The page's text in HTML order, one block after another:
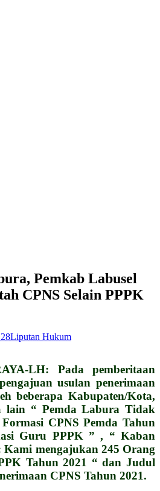
Pemkab Labusel
CPNS Selain PPPK
Liputan Hukum
LH: Pada pemberitaan
usulan penerimaan
beberapa Kabupaten/Kota,
lain “ Pemda Labura Tidak
CPNS Pemda Tahun
Guru PPPK ” , “ Kaban
mengajukan 245 Orang
Tahun 2021 “ dan Judul
CPNS Tahun 2021.